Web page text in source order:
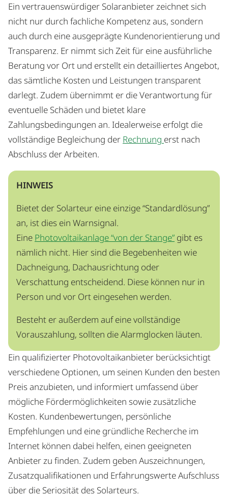
Ein vertrauenswürdiger Solaranbieter zeichnet sich
nicht nur durch fachliche Kompetenz aus, sondern
auch durch eine ausgeprägte Kundenorientierung und
Transparenz. Er nimmt sich Zeit für eine ausführliche
Beratung vor Ort und erstellt ein detailliertes Angebot,
das sämtliche Kosten und Leistungen transparent
darlegt. Zudem übernimmt er die Verantwortung für
eventuelle Schäden und bietet klare
Zahlungsbedingungen an. Idealerweise erfolgt die
vollständige Begleichung derRechnungerst nach
Abschluss der Arbeiten.
HINWEIS
Bietet der Solarteur eine einzige “Standardlösung”
an, ist dies ein Warnsignal.
EinePhotovoltaikanlage “von der Stange”gibt es
nämlich nicht. Hier sind die Begebenheiten wie
Dachneigung, Dachausrichtung oder
Verschattung entscheidend. Diese können nur in
Person und vor Ort eingesehen werden.
Besteht er außerdem auf eine vollständige
Vorauszahlung, sollten die Alarmglocken läuten.
Ein qualifizierter Photovoltaikanbieter berücksichtigt
verschiedene Optionen, um seinen Kunden den besten
Preis anzubieten, und informiert umfassend über
mögliche Fördermöglichkeiten sowie zusätzliche
Kosten. Kundenbewertungen, persönliche
Empfehlungen und eine gründliche Recherche im
Internet können dabei helfen, einen geeigneten
Anbieter zu finden. Zudem geben Auszeichnungen,
Zusatzqualifikationen und Erfahrungswerte Aufschluss
über die Seriosität des Solarteurs.